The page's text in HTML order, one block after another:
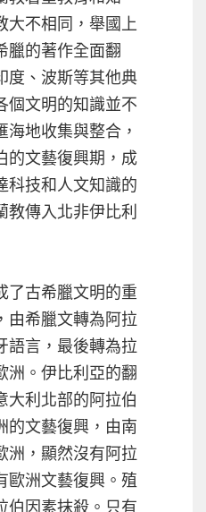
大不相同，舉國上
臘的著作全面翻
度、波斯等其他典
個文明的知識並不
地收集與整合，
的文藝復興期，成
科技和人文知識的
教傳入北非伊比利
了古希臘文明的重
由希臘文轉為阿拉
語言，最後轉為拉
洲。伊比利亞的翻
大利北部的阿拉伯
的文藝復興，由南
洲，顯然沒有阿拉
歐洲文藝復興。殖
伯因素抹殺。只有